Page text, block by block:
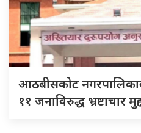
आठबीसकोट
११ जनाविरुद्ध भ्रष्टाचार